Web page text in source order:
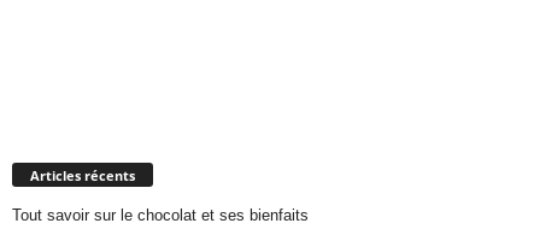
Articles récents
Tout savoir sur le chocolat et ses bienfaits